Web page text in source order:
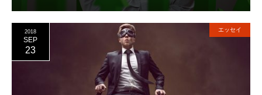
2018
SEP
23
エッセイ